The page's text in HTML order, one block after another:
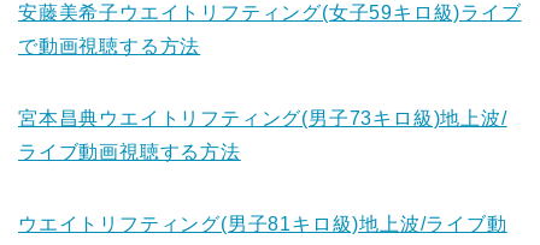
安藤美希子ウエイトリフティング(女子59キロ級)ライブ
で動画視聴する方法
宮本昌典ウエイトリフティング(男子73キロ級)地上波/
ライブ動画視聴する方法
ウエイトリフティング(男子81キロ級)地上波/ライブ動